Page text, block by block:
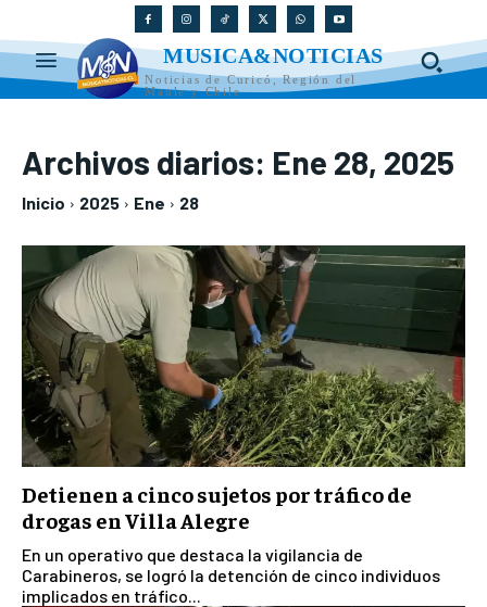
MUSICA&NOTICIAS
Noticias de Curicó, Región del
Maule y Chile
Archivos diarios: Ene 28, 2025
Inicio 2025 Ene 28
Detienen a cinco sujetos por tráfico de
drogas en Villa Alegre
En un operativo que destaca la vigilancia de
Carabineros, se logró la detención de cinco individuos
implicados en tráfico...